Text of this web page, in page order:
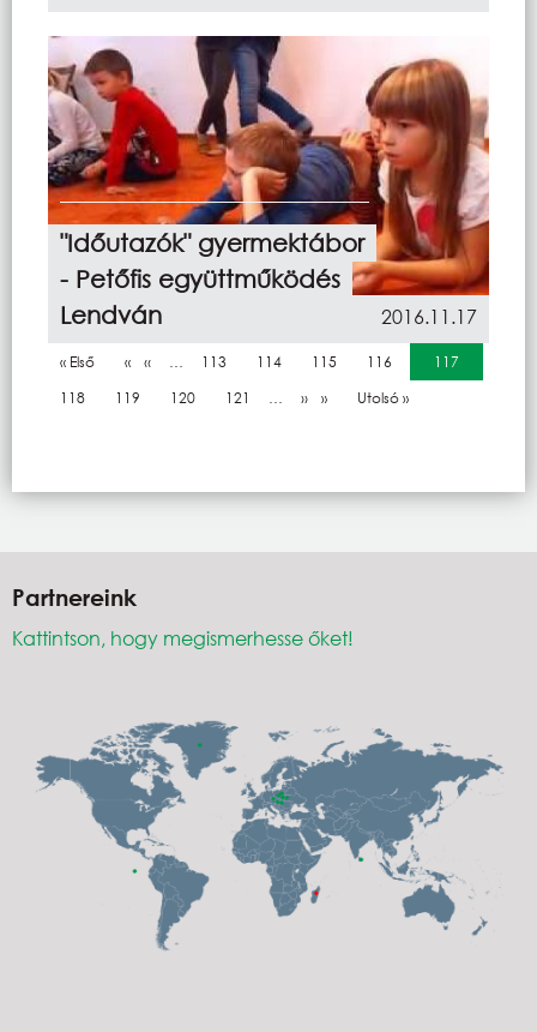
"Időutazók" gyermektábor
- Petőfis együttműködés
Lendván
2016.11.17
Oldalszámozás
Első oldal
« Első Előző oldal
‹‹ … Oldal
113 Oldal
114 Oldal
115 Oldal
116 Jelenlegi oldal
117
Oldal
118 Oldal
119 Oldal
120 Oldal
121 … Következő oldal
›› Utolsó oldal
Utolsó »
Partnereink
Kattintson, hogy megismerhesse őket!